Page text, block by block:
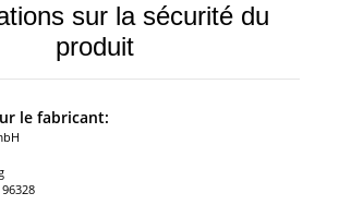
sur la sécurité du
produit
le fabricant: